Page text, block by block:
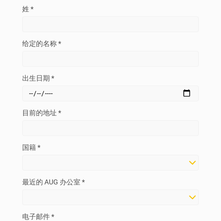
姓 *
给定的名称 *
出生日期 *
目前的地址 *
国籍 *
最近的 AUG 办公室 *
电子邮件 *